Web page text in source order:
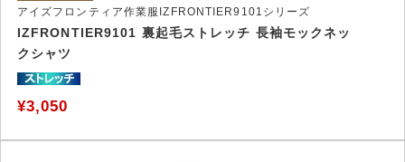
アイズフロンティア作業服IZFRONTIER9101シリーズ
IZFRONTIER9101 裏起毛ストレッチ 長袖モックネッ
クシャツ
¥3,050